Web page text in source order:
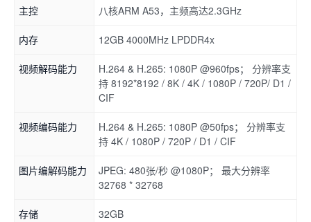
主控 八核ARM A53，主频高达2.3GHz
内存 12GB 4000MHz LPDDR4x
视频解码能力
H.264 & H.265: 1080P @960fps； 分辨率支
持 8192*8192 / 8K / 4K / 1080P / 720P/ D1 /
CIF
视频编码能力
H.264 & H.265: 1080P @50fps； 分辨率支
持 4K / 1080P / 720P / D1 / CIF
图片编解码能力
JPEG: 480张/秒 @1080P； 最大分辨率
32768 * 32768
存储 32GB